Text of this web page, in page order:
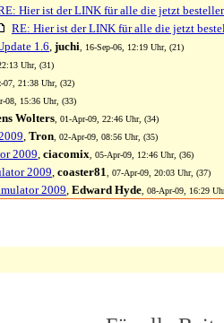
Hier ist der LINK für alle die jetzt
RE: Hier ist der LINK für alle die jetzt
1.6, juchi , 16-Sep-06, 12:19 Uhr, (21)
Uhr, (31)
07, 21:38 Uhr, (32)
08, 15:36 Uhr, (33)
Wolters , 01-Apr-09, 22:46 Uhr, (34)
, Tron , 02-Apr-09, 08:56 Uhr, (35)
2009, ciacomix , 05-Apr-09, 12:46 Uhr, (36)
2009, coaster81 , 07-Apr-09, 20:03 Uhr, (37)
2009, Edward Hyde , 08-Apr-09, 16:29